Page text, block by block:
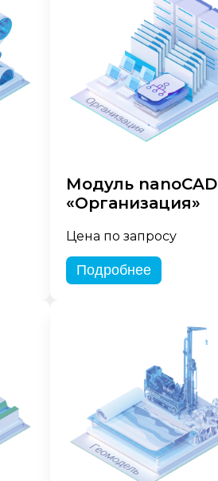
Модуль nanoCAD
«Организация»
Цена по запросу
Подробнее